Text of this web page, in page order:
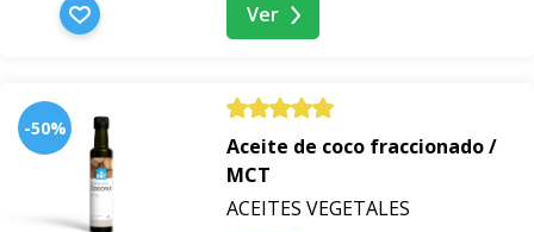
Ver
-50%
Aceite de coco fraccionado /
MCT
ACEITES VEGETALES